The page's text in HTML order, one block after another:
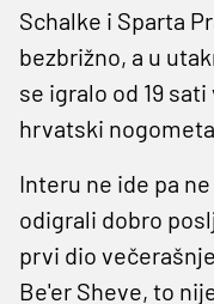
Schalke i Sparta
bezbrižno, a u
se igralo od 19
hrvatski
Interu ne ide pa
odigrali dobro
prvi dio
Be'er Sheve, to